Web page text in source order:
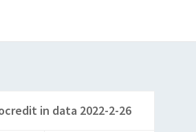
in data 2022-2-26